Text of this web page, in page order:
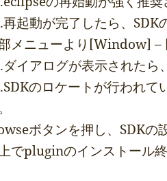
起動が完了したら、SDK
メニューより[Window] –
ダイアログが表示されたら
のロケートが行われて
ボタンを押し、SDKの
でpluginのインストール終